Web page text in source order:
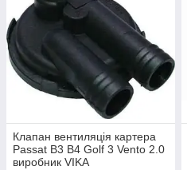
Клапан вентиляція картера
Passat B3 B4 Golf 3 Vento 2.0
виробник VIKA